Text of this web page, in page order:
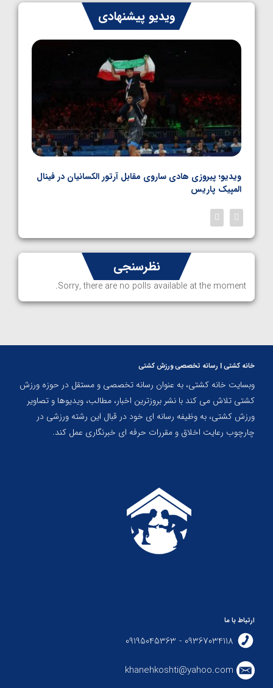
کشتی فرنگی نوجوان جهان؛ رضایی تنها طلایی
پنج وزن نخست
1405/05/06
ویدیو پیشنهادی
ویدیو؛ پیروزی هادی ساروی مقابل آرتور الکسانیان در فینال
المپیک پاریس
نظرسنجی
Sorry, there are no polls available at the moment.
خانه کشتی | رسانه تخصصی ورزش کشتی
وبسایت خانه کشتی، به عنوان رسانه تخصصی و مستقل در حوزه ورزش
کشتی تلاش می کند با نشر بروزترین اخبار، مطالب، ویدیوها و تصاویر
ورزش کشتی، به وظیفه رسانه ای خود در قبال این رشته ورزشی در
چارچوب رعایت اخلاق و مقررات حرفه ای خبرنگاری عمل کند.
ارتباط با ما
09367034118 - 09195045363
khanehkoshti@yahoo.com